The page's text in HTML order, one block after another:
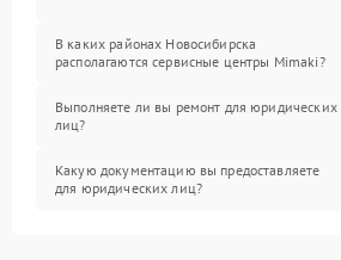
В каких районах Новосибирска
располагаются сервисные центры Mimaki?
Выполняете ли вы ремонт для юридических
лиц?
Какую документацию вы предоставляете
для юридических лиц?